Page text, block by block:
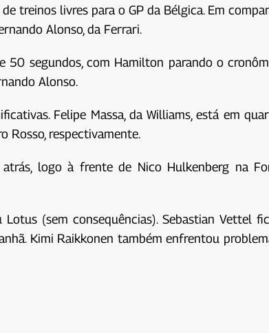
treinos livres para o GP da Bélgica. Em
Alonso, da Ferrari.
segundos, com Hamilton parando o
Alonso.
Felipe Massa, da Williams, está em
Rosso, respectivamente.
logo à frente de Nico Hulkenberg na
(sem consequências). Sebastian Vettel
Kimi Raikkonen também enfrentou